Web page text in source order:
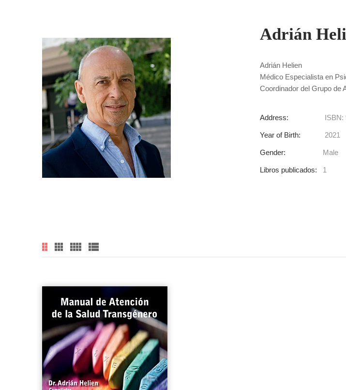
Adrián
Adrián Helien
Médico Especialista en
Coordinador del Grupo de
Address: ISBN:
Year of Birth: 2021
Gender: Male
Libros publicados: 1